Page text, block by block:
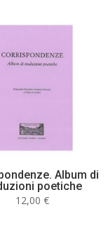
Album di
poetiche
12,00€